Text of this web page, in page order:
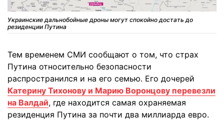
Украинские дальнобойные дроны могут спокойно достать до
резиденции Путина
Тем временем СМИ сообщают о том, что страх
Путина относительно безопасности
распространился и на его семью. Его дочерей
Катерину Тихонову и Марию Воронцову перевезли
на Валдай, где находится самая охраняемая
резиденция Путина за почти два миллиарда евро.